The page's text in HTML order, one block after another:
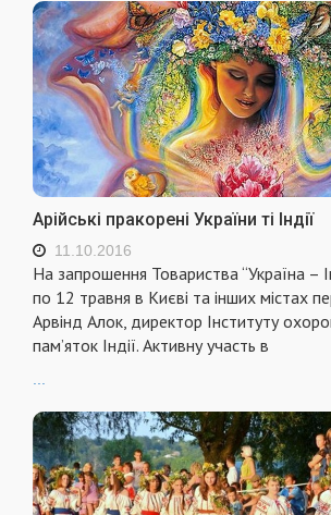
Арійські пракорені України ті Індії
11.10.2016
На запрошення Товариства “Україна –
по 12 травня в Києві та інших містах
Арвінд Алок, директор Інституту
пам’яток Індії. Активну участь в
...